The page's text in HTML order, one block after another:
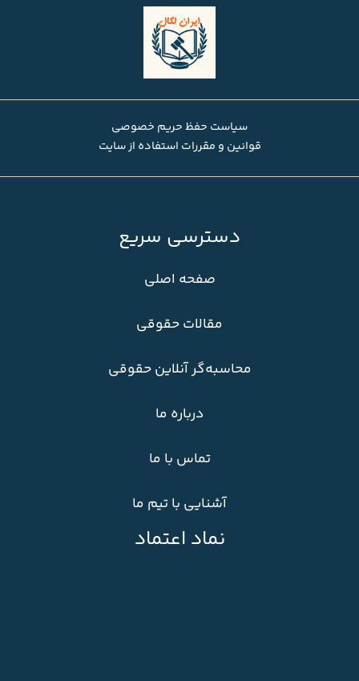
سیاست حفظ حریم خصوصی
قوانین و مقررات استفاده از سایت
دسترسی سریع
صفحه اصلی
مقالات حقوقی
محاسبه‌گر آنلاین حقوقی
درباره ما
تماس با ما
آشنایی با تیم ما
نماد اعتماد